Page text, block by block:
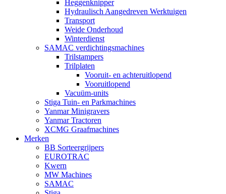
Heggenknipper
Hydraulisch Aangedreven Werktuigen
Transport
Weide Onderhoud
Winterdienst
SAMAC verdichtingsmachines
Trilstampers
Trilplaten
Vooruit- en achteruitlopend
Vooruitlopend
Vacuüm-units
Stiga Tuin- en Parkmachines
Yanmar Minigravers
Yanmar Tractoren
XCMG Graafmachines
Merken
BB Sorteergrijpers
EUROTRAC
Kwern
MW Machines
SAMAC